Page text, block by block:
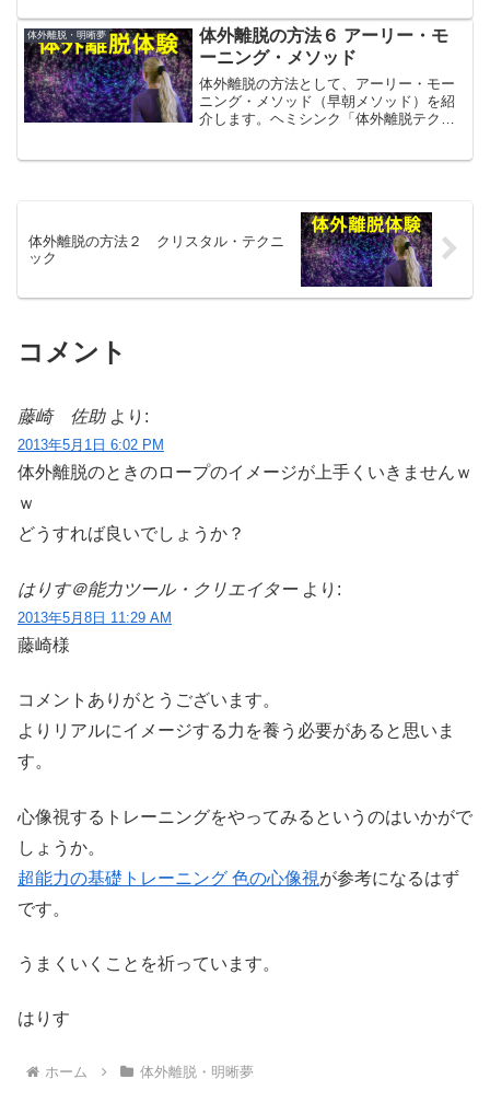
体外離脱・明晰夢
体外離脱の方法６ アーリー・モ
ーニング・メソッド
体外離脱の方法として、アーリー・モー
ニング・メソッド（早朝メソッド）を紹
介します。ヘミシンク「体外離脱テクニ
体外離脱の方法２ クリスタル・テクニ
ック
コメント
藤崎 佐助 より:
2013年5月1日 6:02 PM
体外離脱のときのロープのイメージが上手くいきませんｗ
ｗ
どうすれば良いでしょうか？
はりす＠能力ツール・クリエイター より:
2013年5月8日 11:29 AM
藤崎様
コメントありがとうございます。
よりリアルにイメージする力を養う必要があると思いま
す。
心像視するトレーニングをやってみるというのはいかがで
しょうか。
超能力の基礎トレーニング 色の心像視が参考になるはず
です。
うまくいくことを祈っています。
はりす
ホーム 体外離脱・明晰夢